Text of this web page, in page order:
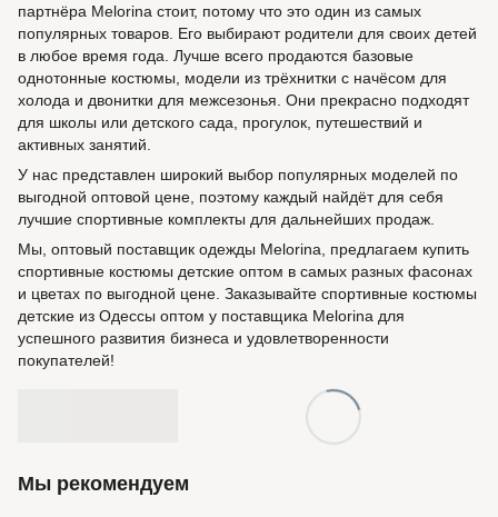
партнёра Melorina стоит, потому что это один из самых
популярных товаров. Его выбирают родители для своих детей
в любое время года. Лучше всего продаются базовые
однотонные костюмы, модели из трёхнитки с начёсом для
холода и двонитки для межсезонья. Они прекрасно подходят
для школы или детского сада, прогулок, путешествий и
активных занятий.
У нас представлен широкий выбор популярных моделей по
выгодной оптовой цене, поэтому каждый найдёт для себя
лучшие спортивные комплекты для дальнейших продаж.
Мы, оптовый поставщик одежды Melorina, предлагаем купить
спортивные костюмы детские оптом в самых разных фасонах
и цветах по выгодной цене. Заказывайте спортивные костюмы
детские из Одессы оптом у поставщика Melorina для
успешного развития бизнеса и удовлетворенности
покупателей!
Мы рекомендуем